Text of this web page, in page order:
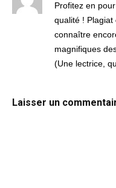
Profitez en
qualité ! Plagiat
connaître
magnifiques
(Une lectrice,
Laisser un